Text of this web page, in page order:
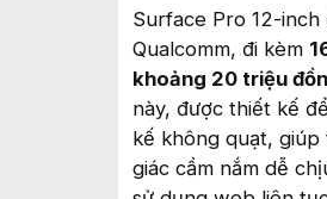
Surface Pro 12-
Qualcomm, đi kèm
khoảng 20 triệu
này, được thiết kế
kế không quạt, giúp
giác cầm nắm dễ